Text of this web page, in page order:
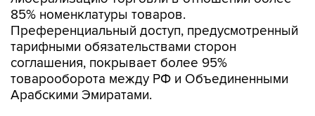
85% номенклатуры товаров.
Преференциальный доступ, предусмотренный
тарифными обязательствами сторон
соглашения, покрывает более 95%
товарооборота между РФ и Объединенными
Арабскими Эмиратами.